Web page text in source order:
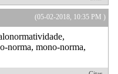
(05-02-2018, 10:35 PM )
norma, mono-norma,